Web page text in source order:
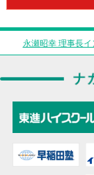
永瀬昭幸 理事長イ